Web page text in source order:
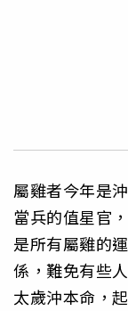
屬雞者今年是
當兵的值星官
是所有屬雞的
係，難免有些
太歲沖本命，